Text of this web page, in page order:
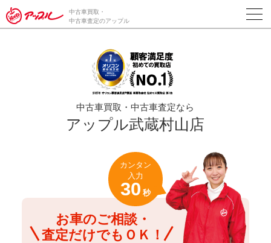
/*ABテスト_新規査定フォームの為のCVボタン*/
中古車買取・
中古車査定のアップル
中古車買取・中古車査定なら
アップル武蔵村山店
お車のご相談・
査定だけでもＯＫ！
カンタン
入力
30 秒